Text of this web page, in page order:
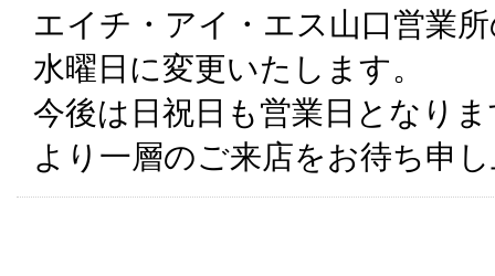
エイチ・アイ・エス山口営業
水曜日に変更いたします。
今後は日祝日も営業日となり
より一層のご来店をお待ち申